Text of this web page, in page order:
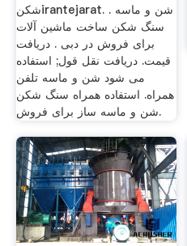
شکنirantejarat. . شن و ماسه
سنگ شکن ساخت ماشین آلات
برای فروش در دبی . دریافت
قیمت. دریافت نقل قول; استفاده
می شود شن و ماسه تلفن
همراه. استفاده همراه سنگ شکن
شن و ماسه ساز برای فروش.